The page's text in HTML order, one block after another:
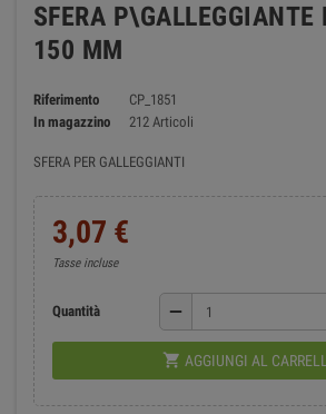
SFERA
150 MM
Riferimento
CP_1851
In magazzino
212 Articoli
SFERA PER GALLEGGIANTI
3,07 €
Tasse incluse
Quantità remove
 AGGIUNGI AL